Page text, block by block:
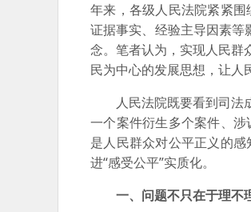
年来，各级人民法院紧紧围
证据事实、经验主导因素等
念。笔者认为，实现人民群
民为中心的发展思想，让人
人民法院既要看到司法
一个案件衍生多个案件、
是人民群众对公平正义的
进“感受公平”实质化。
一、问题不只在于理不